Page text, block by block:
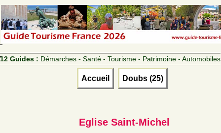
12 Guides : Démarches - Santé - Tourisme - Patrimoine - Automobiles
Accueil Doubs (25)
Eglise Saint-Michel